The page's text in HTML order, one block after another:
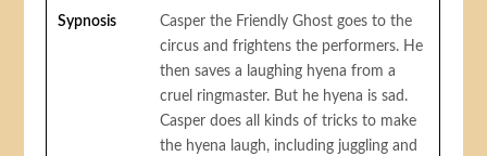
Sypnosis
Casper the Friendly Ghost goes to the
circus and frightens the performers. He
then saves a laughing hyena from a
cruel ringmaster. But he hyena is sad.
Casper does all kinds of tricks to make
the hyena laugh, including juggling and